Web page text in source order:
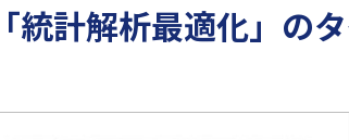
「統計解析最適化」の